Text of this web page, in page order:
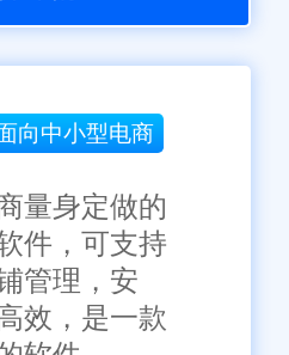
向中小型电商
量身定做的
件，可支持
管理，安
效，是一款